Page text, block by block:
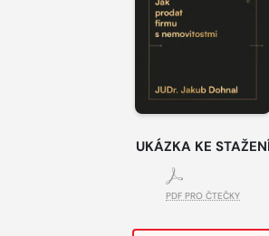
UKÁZKA KE
PDF PRO ČTEČKY